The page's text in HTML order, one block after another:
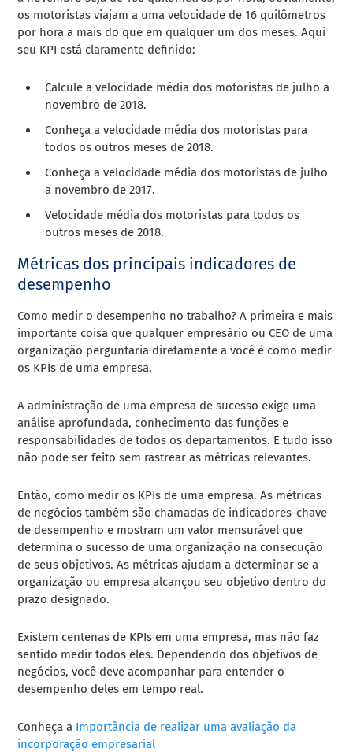
os motoristas viajam a uma velocidade de 16 quilômetros
por hora a mais do que em qualquer um dos meses. Aqui
seu KPI está claramente definido:
Calcule a velocidade média dos motoristas de julho a
novembro de 2018.
Conheça a velocidade média dos motoristas para
todos os outros meses de 2018.
Conheça a velocidade média dos motoristas de julho
a novembro de 2017.
Velocidade média dos motoristas para todos os
outros meses de 2018.
Métricas dos principais indicadores de
desempenho
Como medir o desempenho no trabalho? A primeira e mais
importante coisa que qualquer empresário ou CEO de uma
organização perguntaria diretamente a você é como medir
os KPIs de uma empresa.
A administração de uma empresa de sucesso exige uma
análise aprofundada, conhecimento das funções e
responsabilidades de todos os departamentos. E tudo isso
não pode ser feito sem rastrear as métricas relevantes.
Então, como medir os KPIs de uma empresa. As métricas
de negócios também são chamadas de indicadores-chave
de desempenho e mostram um valor mensurável que
determina o sucesso de uma organização na consecução
de seus objetivos. As métricas ajudam a determinar se a
organização ou empresa alcançou seu objetivo dentro do
prazo designado.
Existem centenas de KPIs em uma empresa, mas não faz
sentido medir todos eles. Dependendo dos objetivos de
negócios, você deve acompanhar para entender o
desempenho deles em tempo real.
Conheça a Importância de realizar uma avaliação da
incorporação empresarial